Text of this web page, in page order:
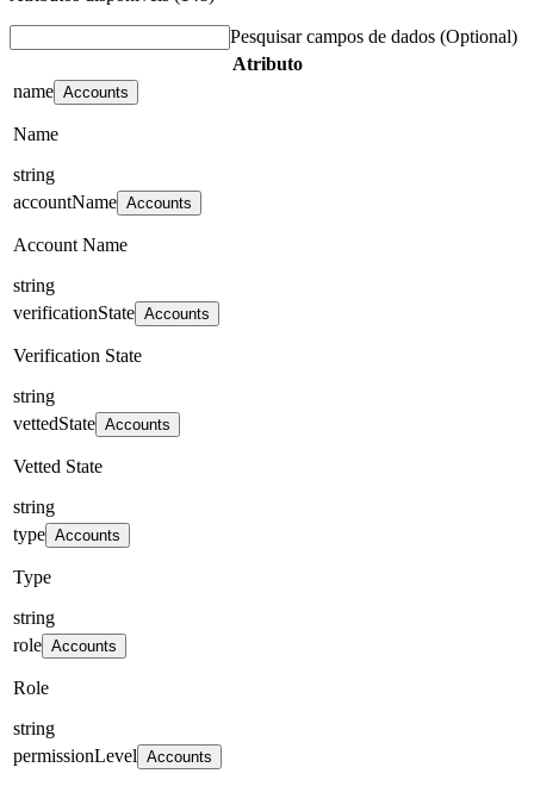
Pesquisar campos de dados (Optional)
Atributo
name Accounts
Name
string
accountName Accounts
Account Name
string
verificationState Accounts
Verification State
string
vettedState Accounts
Vetted State
string
type Accounts
Type
string
role Accounts
Role
string
permissionLevel Accounts